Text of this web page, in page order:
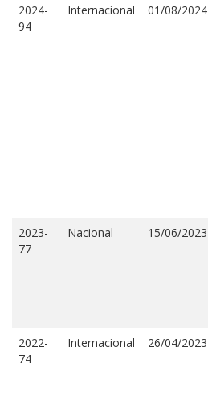
2024-
94
Internacional 01/08/2024
2023-
77
Nacional 15/06/2023
2022-
74
Internacional 26/04/2023